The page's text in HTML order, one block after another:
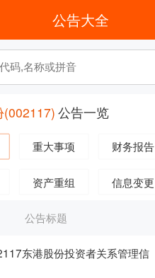
公告大全
(002117) 公告一览
重大事项 财务报告
资产重组 信息变更
公告标题
东港股份投资者关系管理信